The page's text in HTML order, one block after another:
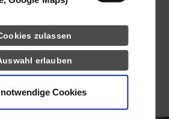
zulassen
erlauben
Cookies
Jahrgangs kopieren und die
"Verfügbarkeit" anpassen (Beispiel
editieren, sondern im Kurs des
zum 25.9.2026